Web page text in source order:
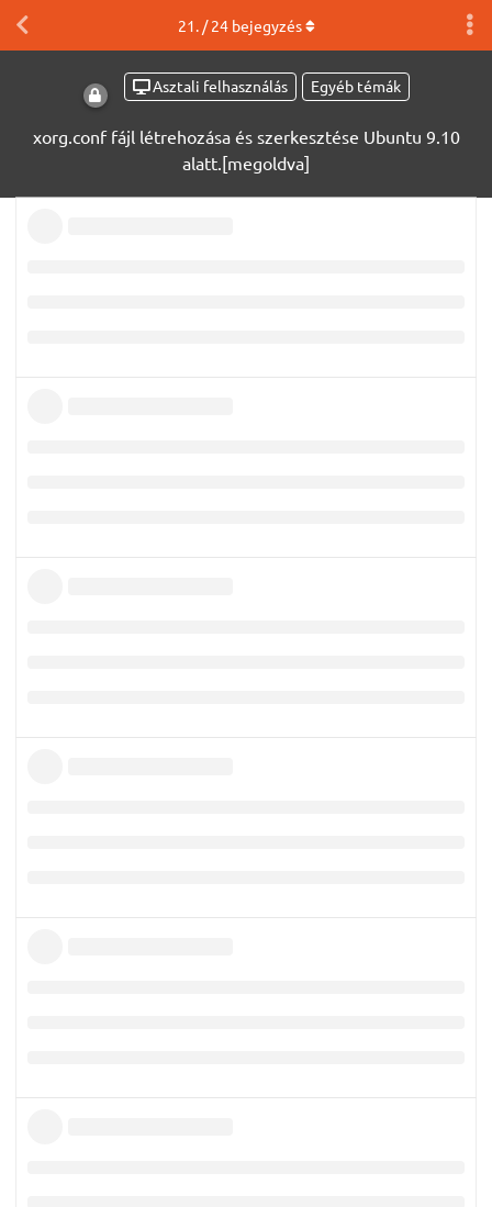
Asztali felhasználás Egyéb témák
xorg.conf fájl létrehozása és szerkesztése Ubuntu 9.10
alatt.[megoldva]
21. /24bejegyzés